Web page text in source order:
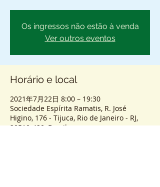
Os ingressos não estão à venda
Ver outros eventos
Horário e local
2021年7月22日 8:00 – 19:30
Sociedade Espírita Ramatis, R. José
Higino, 176 - Tijuca, Rio de Janeiro - RJ,
20510-420, Brasil